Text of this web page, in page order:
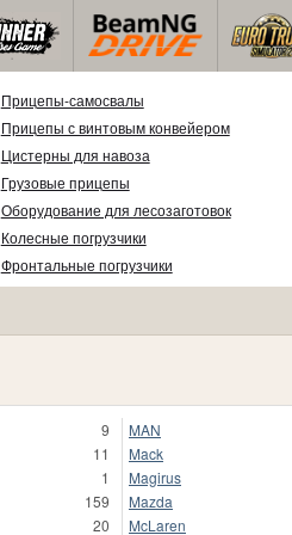
Прицепы-самосвалы
Прицепы с винтовым конвейером
Цистерны для навоза
Грузовые прицепы
Оборудование для лесозаготовок
Колесные погрузчики
Фронтальные погрузчики
9
11
1
159
20
MAN
Mack
Magirus
Mazda
McLaren